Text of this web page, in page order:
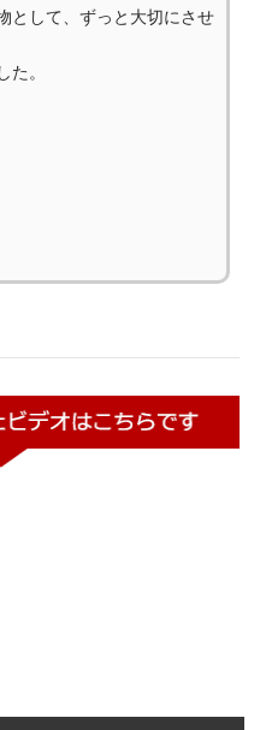
として、ずっと大切にさせ
。